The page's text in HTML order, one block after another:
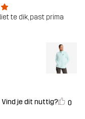
te dik, past prima
Vind je dit nuttig? 0